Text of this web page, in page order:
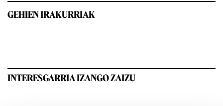
GEHIEN IRAKURRIAK
INTERESGARRIA IZANGO ZAIZU